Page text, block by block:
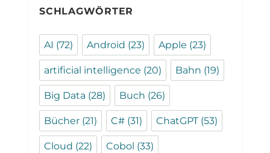
SCHLAGWÖRTER
AI (72) Android (23) Apple (23)
artificial intelligence (20) Bahn (19)
Big Data (28) Buch (26)
Bücher (21) C# (31) ChatGPT(53)
Cloud (22) Cobol (33)